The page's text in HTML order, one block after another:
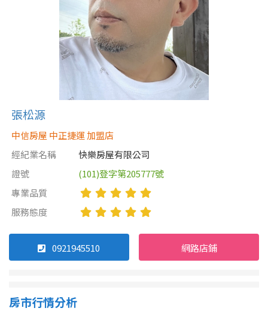
張松源
中信房屋 中正捷運 加盟店
經紀業名稱
快樂房屋有限公司
證號
(101)登字第205777號
專業品質
服務態度
0921945510 網路店鋪
房市行情分析